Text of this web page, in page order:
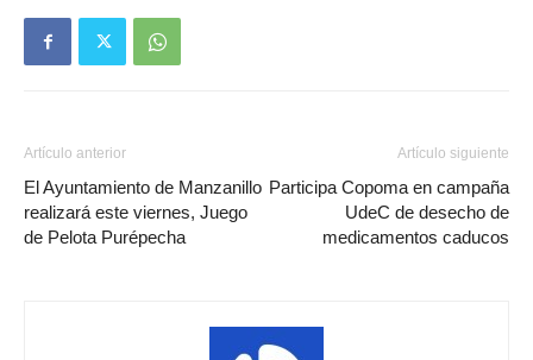
Artículo anterior
El Ayuntamiento de Manzanillo
realizará este viernes, Juego
de Pelota Purépecha
Artículo siguiente
Participa Copoma en campaña
UdeC de desecho de
medicamentos caducos